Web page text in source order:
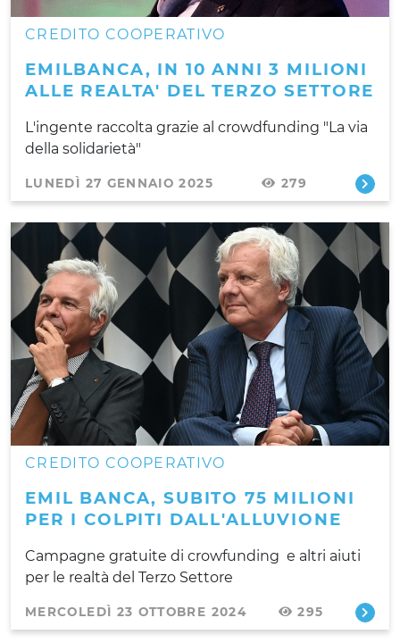
CREDITO COOPERATIVO
EMILBANCA, IN 10 ANNI 3 MILIONI
ALLE REALTA' DEL TERZO SETTORE
L'ingente raccolta grazie al crowdfunding "La via
della solidarietà"
LUNEDÌ 27 GENNAIO 2025 279
CREDITO COOPERATIVO
EMIL BANCA, SUBITO 75 MILIONI
PER I COLPITI DALL'ALLUVIONE
Campagne gratuite di crowfunding e altri aiuti
per le realtà del Terzo Settore
MERCOLEDÌ 23 OTTOBRE 2024 295